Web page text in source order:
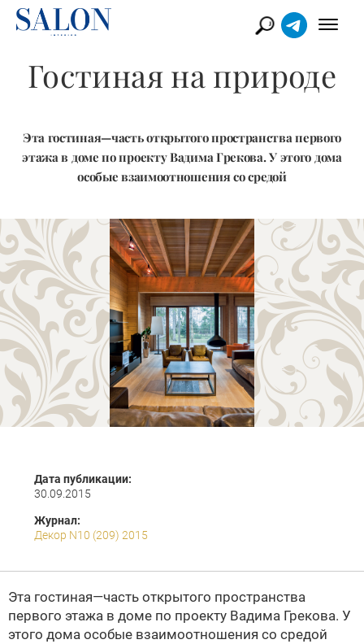
Гостиная на природе
Эта гостиная—часть открытого пространства первого
этажа в доме по проекту Вадима Грекова. У этого дома
особые взаимоотношения со средой
Дата публикации:
30.09.2015
Журнал:
Декор N10 (209) 2015
Эта гостиная—часть открытого пространства
первого этажа в доме по проекту Вадима Грекова. У
этого дома особые взаимоотношения со средой